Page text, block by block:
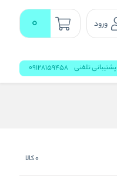
ورود 0
پشتیبانی تلفنی 09128159458
0کالا